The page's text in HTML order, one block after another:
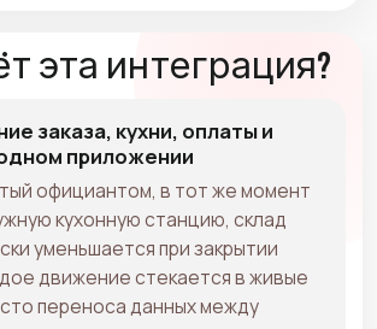
эта интеграция?
заказа, кухни, оплаты и
приложении
официантом, в тот же момент
кухонную станцию, склад
уменьшается при закрытии
движение стекается в живые
переноса данных между